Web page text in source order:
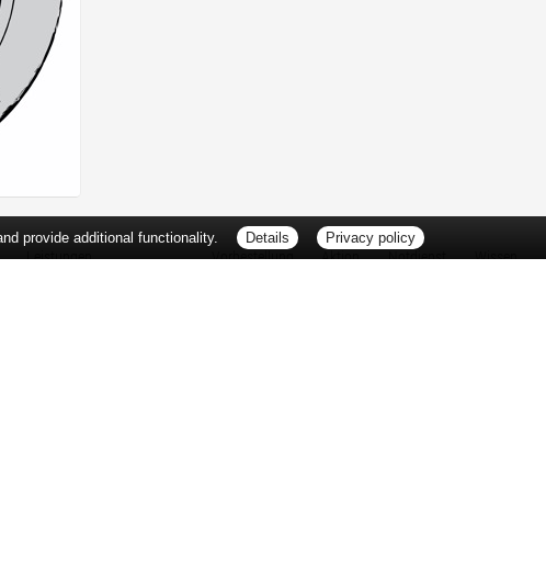
Leistungen Vorbestellung Aktion Notdienst Wissen
provide additional functionality. Details Privacy policy